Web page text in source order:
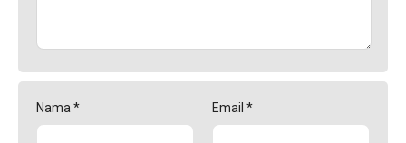
Nama * Email *